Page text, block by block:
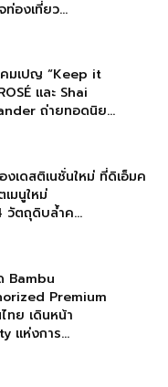
องเที่ยว...
มเปญ “Keep it
และ Shai
ถ่ายทอดนิย...
งเดสติเนชั่นใหม่ ที่ดิเอ็มค
เมนูใหม่
วัตถุดิบล้ำค...
Bambu
Premium
ทย เดินหน้า
แห่งการ...